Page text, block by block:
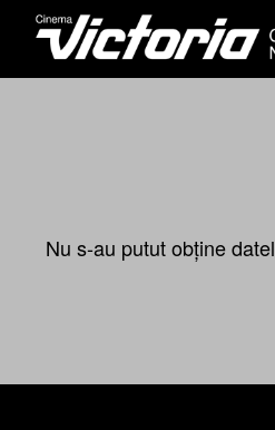
Nu s-au putut obține